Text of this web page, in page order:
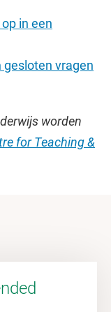
in een
gesloten vragen
worden
for Teaching &